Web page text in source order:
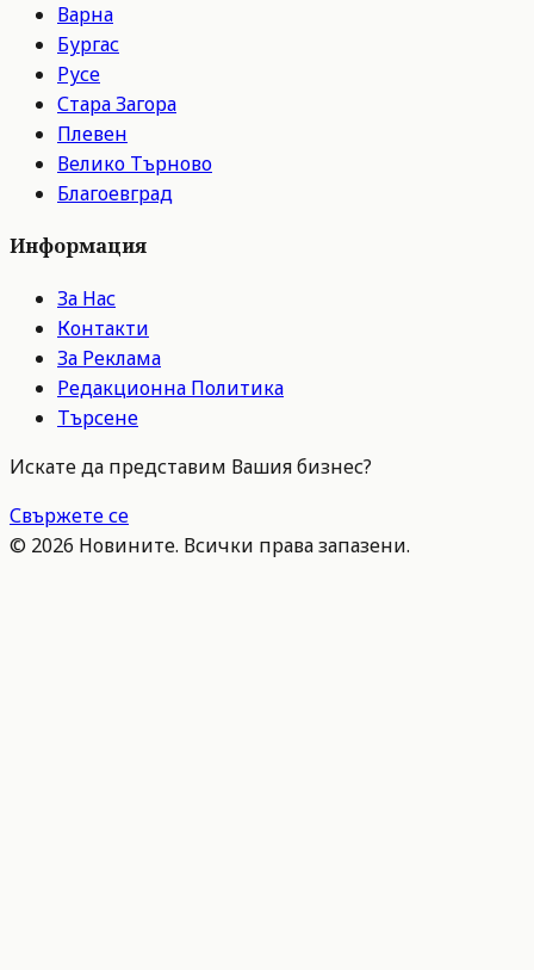
Варна
Бургас
Русе
Стара Загора
Плевен
Велико Търново
Благоевград
Информация
За Нас
Контакти
За Реклама
Редакционна Политика
Търсене
Искате да представим Вашия бизнес?
Свържете се
© 2026 Новините. Всички права запазени.